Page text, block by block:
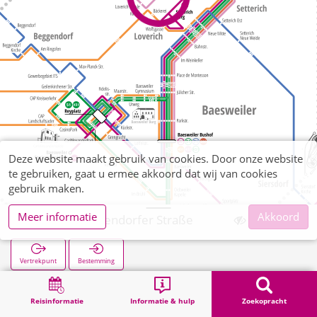
Reisinformatie Informatie & hulp Zoekopracht
Loverich Puffendorfer Straße
Vertrekpunt Bestemming
Zoekopracht Loverich Puffendorfer Straße
Deze website maakt gebruik van cookies. Door onze website
te gebruiken, gaat u ermee akkoord dat wij van cookies
gebruik maken.
Meer informatie
Akkoord